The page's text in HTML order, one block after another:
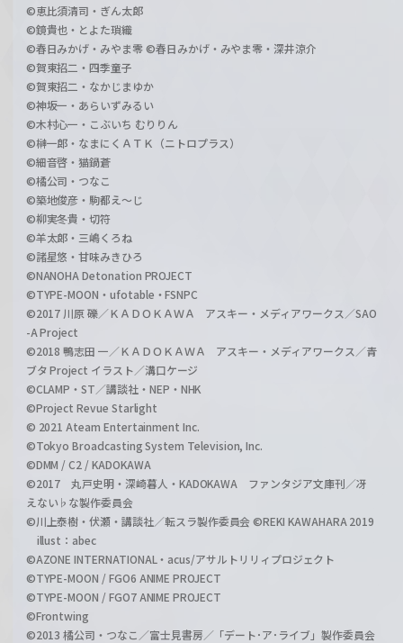
©恵比須清司・ぎん太郎
©鏡貴也・とよた瑣織
©春日みかげ・みやま零 ©春日みかげ・みやま零・深井涼介
©賀東招二・四季童子
©賀東招二・なかじまゆか
©神坂一・あらいずみるい
©木村心一・こぶいち むりりん
©榊一郎・なまにくＡＴＫ（ニトロプラス）
©細音啓・猫鍋蒼
©橘公司・つなこ
©築地俊彦・駒都え～じ
©柳実冬貴・切符
©羊太郎・三嶋くろね
©諸星悠・甘味みきひろ
©NANOHA Detonation PROJECT
©TYPE-MOON・ufotable・FSNPC
©2017 川原 礫／ＫＡＤＯＫＡＷＡ アスキー・メディアワークス／SAO
-A Project
©2018 鴨志田 一／ＫＡＤＯＫＡＷＡ アスキー・メディアワークス／青
ブタ Project イラスト／溝口ケージ
©CLAMP・ST／講談社・NEP・NHK
©Project Revue Starlight
© 2021 Ateam Entertainment Inc.
©Tokyo Broadcasting System Television, Inc.
©DMM / C2 / KADOKAWA
©2017 丸戸史明・深崎暮人・KADOKAWA ファンタジア文庫刊／冴
えない♭な製作委員会
©川上泰樹・伏瀬・講談社／転スラ製作委員会 ©REKI KAWAHARA 2019
illust：abec
©AZONE INTERNATIONAL・acus/アサルトリリィプロジェクト
©TYPE-MOON / FGO6 ANIME PROJECT
©TYPE-MOON / FGO7 ANIME PROJECT
©Frontwing
©2013 橘公司・つなこ／富士見書房／「デート･ア･ライブ」製作委員会